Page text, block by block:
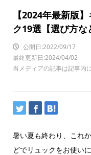
【2024年最新版
ク19選【選び方な
公開日:2022/09/17
最終更新日:2024/04/02
当メディアの記事は記事内
暑い夏も終わり、これ
どでリュックをお使い